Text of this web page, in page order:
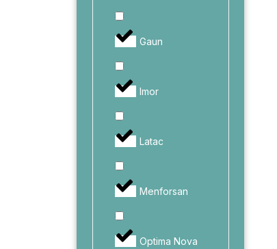
Gaun
Imor
Latac
Menforsan
Optima Nova